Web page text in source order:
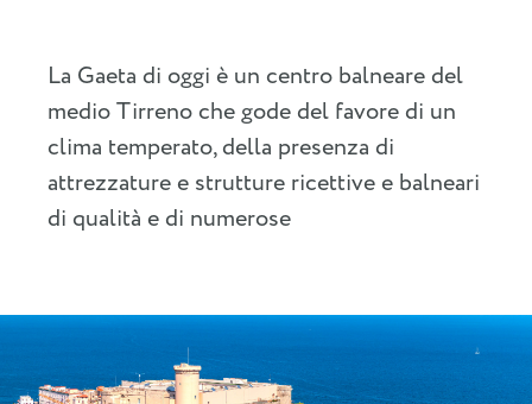
La Gaeta di oggi è un centro balneare del
medio Tirreno che gode del favore di un
clima temperato, della presenza di
attrezzature e strutture ricettive e balneari
di qualità e di numerose